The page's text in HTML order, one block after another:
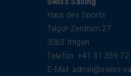
Haus des Sports
Talgut-Zentrum 27
3063 Ittigen
Telefon +41 31 359 72
E-Mail admin@swiss-